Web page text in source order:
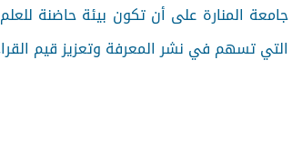
المنارة على أن تكون بيئة حاضنة
التي تسهم في نشر المعرفة وتعزيز قيم